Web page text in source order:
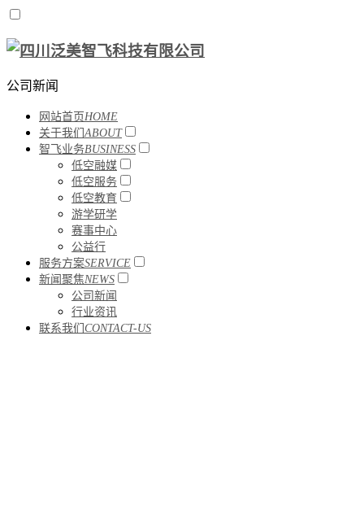
公司新闻
网站首页HOME
关于我们ABOUT
智飞业务BUSINESS
低空融媒
低空服务
低空教育
游学研学
赛事中心
公益行
服务方案SERVICE
新闻聚焦NEWS
公司新闻
行业资讯
联系我们 CONTACT-US